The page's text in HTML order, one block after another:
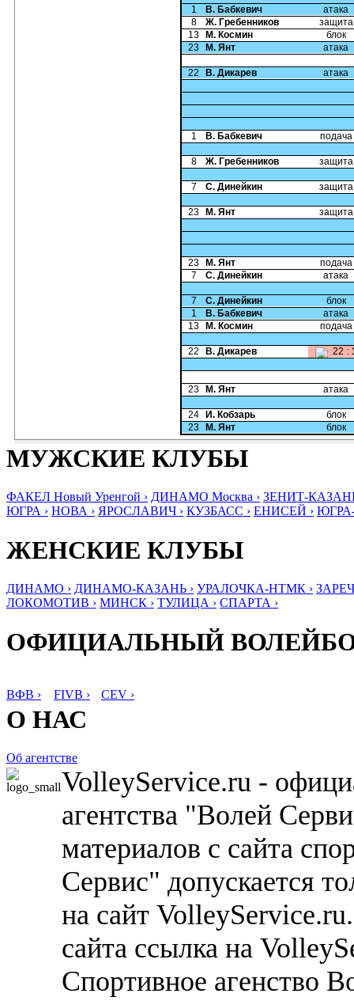
1 В. Бабкевич
атака
8
Ж. Гребенников
защита
13
М. Космин
блок
23
М. Янт атака
22 В. Дикарев атака
1 В. Бабкевич подача
8 Ж. Гребенников защита
7 С. Динейкин защита
23 М. Янт защита
23 М. Янт
подача
7
С. Динейкин атака
7 С. Динейкин
блок
1
В. Бабкевич
атака
13
М. Космин подача
22 В. Дикарев 22 :
23 М. Янт атака
24 И. Кобзарь
блок
23
М. Янт блок
МУЖСКИЕ КЛУБЫ
ФАКЕЛ Новый Уренгой › ДИНАМО Москва › ЗЕНИТ-
ЮГРА › НОВА › ЯРОСЛАВИЧ › КУЗБАСС › ЕНИСЕЙ ›
ЖЕНСКИЕ КЛУБЫ
ДИНАМО › ДИНАМО-КАЗАНЬ › УРАЛОЧКА-НТМК ›
ЛОКОМОТИВ › МИНСК › ТУЛИЦА › СПАРТА ›
ОФИЦИАЛЬНЫЙ
ВФВ › FIVB › CEV ›
О НАС
Об агентстве
VolleyService.ru -
агентства "Волей
материалов с сайта
Сервис" допускается
на сайт
сайта ссылка на
Спортивное агенство